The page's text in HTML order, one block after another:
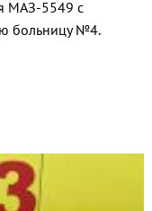
МАЗ-5549 с
больницу №4.